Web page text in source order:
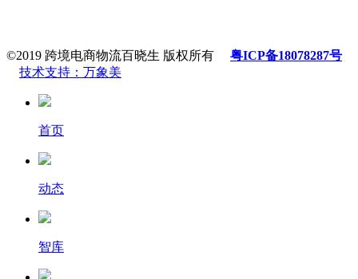
©2019 跨境电商物流百晓生 版权所有 粤ICP备18078287号
技术支持：万象美
首页
动态
智库